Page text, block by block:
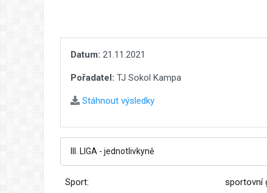
Datum: 21.11.2021
Pořadatel: TJ Sokol Kampa
Stáhnout výsledky
Sport: sportovní